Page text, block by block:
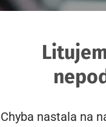
Chyba nastala na